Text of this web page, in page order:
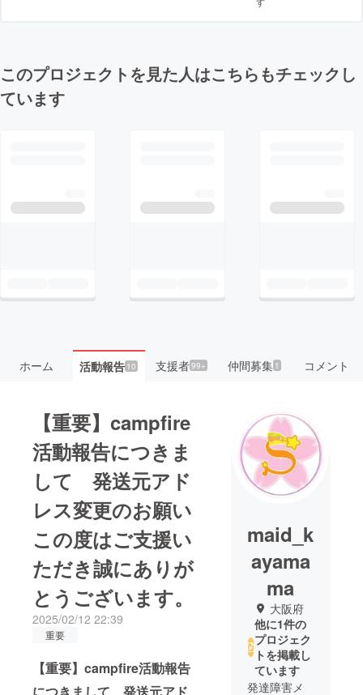
このプロジェクトを見た人はこちらもチェックし
ています
ホーム 活動報告10 支援者99+ 仲間募集 1 コメント
【重要】campfire
活動報告につきま
して 発送元アド
レス変更のお願い
この度はご支援い
ただき誠にありが
とうございます。
2025/02/12 22:39
重要
【重要】campfire活動報告
につきまして 発送元アド
maid_k
ayama
ma
大阪府
他に1件の
プロジェク
トを掲載し
ています
発達障害メ